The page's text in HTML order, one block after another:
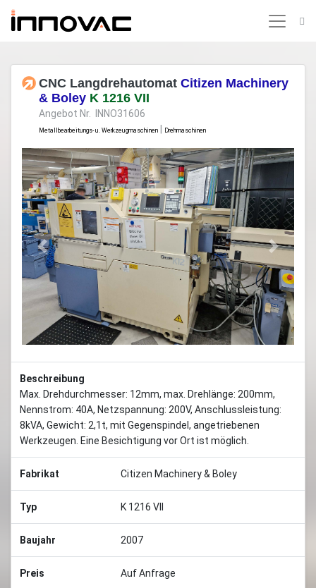
CNC Langdrehautomat Citizen Machinery
& Boley K 1216 VII
Angebot Nr. INNO31606
Metallbearbeitungs- u. Werkzeugmaschinen Drehmaschinen
Previous Next
Beschreibung
Max. Drehdurchmesser: 12mm, max. Drehlänge: 200mm,
Nennstrom: 40A, Netzspannung: 200V, Anschlussleistung:
8kVA, Gewicht: 2,1t, mit Gegenspindel, angetriebenen
Werkzeugen. Eine Besichtigung vor Ort ist möglich.
Fabrikat Citizen Machinery & Boley
Typ K 1216 VII
Baujahr 2007
Preis Auf Anfrage